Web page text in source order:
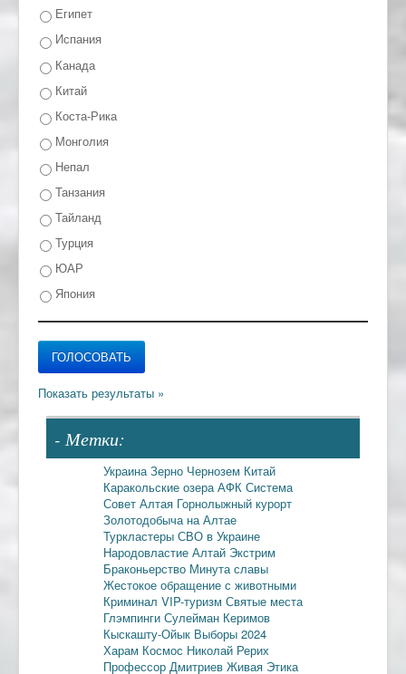
Египет
Испания
Канада
Китай
Коста-Рика
Монголия
Непал
Танзания
Тайланд
Турция
ЮАР
Япония
- Метки:
УкраинаЗерно Чернозем Китай
Каракольские озераАФК Система
Совет Алтая Горнолыжный курорт
Золотодобыча на Алтае
Туркластеры СВО в Украине
Народовластие Алтай Экстрим
Браконьерство Минута славы
Жестокое обращение с животными
Криминал VIP-туризм Святые места
Глэмпинги Сулейман Керимов
Кыскашту-Ойык Выборы 2024
Харам Космос Николай Рерих
Профессор Дмитриев Живая Этика